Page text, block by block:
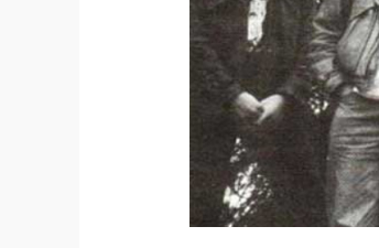
Skydancer
»
et
Of
Chaos
and
Eternal